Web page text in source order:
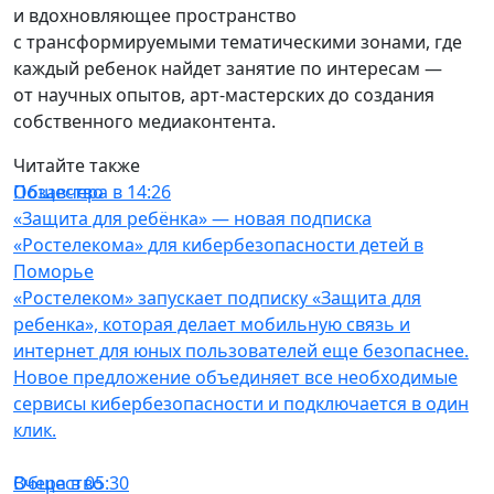
и вдохновляющее пространство
с трансформируемыми тематическими зонами, где
каждый ребенок найдет занятие по интересам —
от научных опытов, арт-мастерских до создания
собственного медиаконтента.
Читайте также
Общество
Позавчера в 14:26
«Защита для ребёнка» — новая подписка
«Ростелекома» для кибербезопасности детей в
Поморье
«Ростелеком» запускает подписку «Защита для
ребенка», которая делает мобильную связь и
интернет для юных пользователей еще безопаснее.
Новое предложение объединяет все необходимые
сервисы кибербезопасности и подключается в один
клик.
Общество
Вчера в 05:30